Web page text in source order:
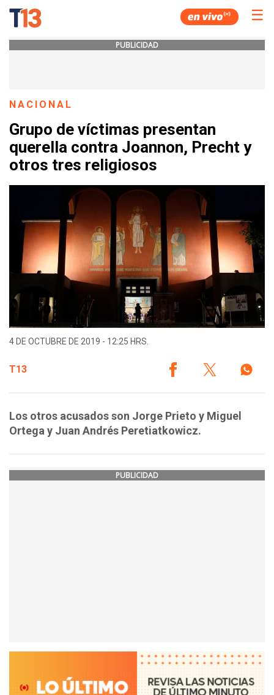
☰
PUBLICIDAD
NACIONAL
Grupo de víctimas presentan
querella contra Joannon, Precht y
otros tres religiosos
4 DE OCTUBRE DE 2019 - 12:25 HRS.
T13
Los otros acusados son Jorge Prieto y Miguel
Ortega y Juan Andrés Peretiatkowicz.
PUBLICIDAD